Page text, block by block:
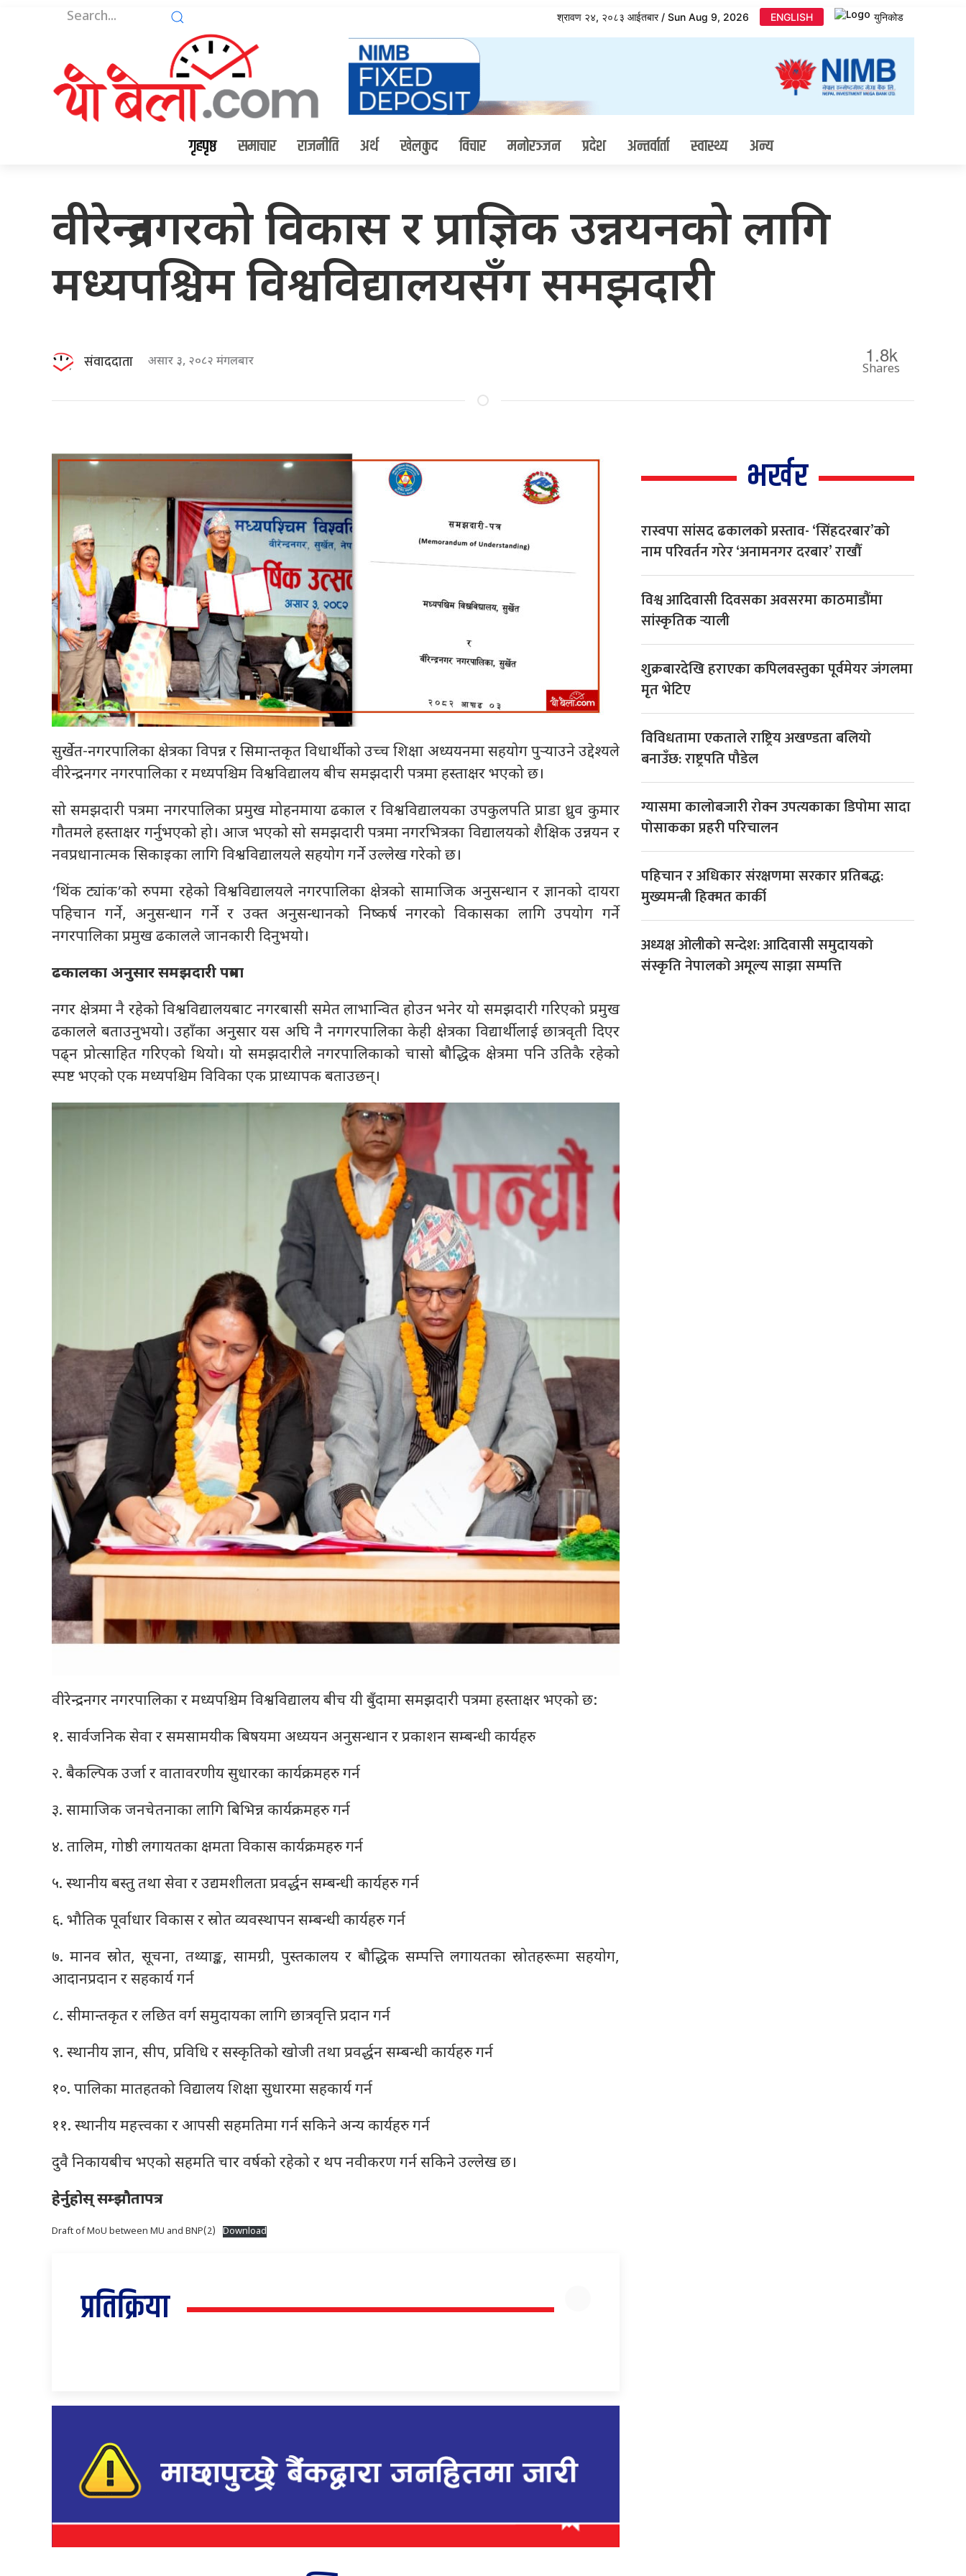
श्रावण २४, २०८३ आईतबार / Sun Aug 9, 2026 ENGLISH युनिकोड
गृहपृष्ठ समाचार राजनीति अर्थ खेलकुद विचार मनोरञ्जन प्रदेश अन्तर्वार्ता स्वास्थ्य अन्य
वीरेन्द्रनगरको विकास र प्राज्ञिक उन्नयनको लागि
मध्यपश्चिम विश्वविद्यालयसँग समझदारी
संवाददाता असार ३, २०८२ मंगलबार 1.8k
Shares
सुर्खेत-नगरपालिका क्षेत्रका विपन्न र सिमान्तकृत विधार्थीको उच्च शिक्षा अध्ययनमा सहयोग पुर्‍याउने उद्देश्यले
वीरेन्द्रनगर नगरपालिका र मध्यपश्चिम विश्वविद्यालय बीच समझदारी पत्रमा हस्ताक्षर भएको छ।
सो समझदारी पत्रमा नगरपालिका प्रमुख मोहनमाया ढकाल र विश्वविद्यालयका उपकुलपति प्राडा ध्रुव कुमार
गौतमले हस्ताक्षर गर्नुभएको हो। आज भएको सो समझदारी पत्रमा नगरभित्रका विद्यालयको शैक्षिक उन्नयन र
नवप्रधानात्मक सिकाइका लागि विश्वविद्यालयले सहयोग गर्ने उल्लेख गरेको छ।
‘थिंक ट्यांक’को रुपमा रहेको विश्वविद्यालयले नगरपालिका क्षेत्रको सामाजिक अनुसन्धान र ज्ञानको दायरा
पहिचान गर्ने, अनुसन्धान गर्ने र उक्त अनुसन्धानको निष्कर्ष नगरको विकासका लागि उपयोग गर्ने
नगरपालिका प्रमुख ढकालले जानकारी दिनुभयो।
ढकालका अनुसार समझदारी पत्रमा
नगर क्षेत्रमा नै रहेको विश्वविद्यालयबाट नगरबासी समेत लाभान्वित होउन भनेर यो समझदारी गरिएको प्रमुख
ढकालले बताउनुभयो। उहाँका अनुसार यस अघि नै नगगरपालिका केही क्षेत्रका विद्यार्थीलाई छात्रवृती दिएर
पढ्न प्रोत्साहित गरिएको थियो। यो समझदारीले नगरपालिकाको चासो बौद्धिक क्षेत्रमा पनि उतिकै रहेको
स्पष्ट भएको एक मध्यपश्चिम विविका एक प्राध्यापक बताउछन्।
वीरेन्द्रनगर नगरपालिका र मध्यपश्चिम विश्वविद्यालय बीच यी बुँदामा समझदारी पत्रमा हस्ताक्षर भएको छ:
१. सार्वजनिक सेवा र समसामयीक बिषयमा अध्ययन अनुसन्धान र प्रकाशन सम्बन्धी कार्यहरु
२. बैकल्पिक उर्जा र वातावरणीय सुधारका कार्यक्रमहरु गर्न
३. सामाजिक जनचेतनाका लागि बिभिन्न कार्यक्रमहरु गर्न
४. तालिम, गोष्ठी लगायतका क्षमता विकास कार्यक्रमहरु गर्न
५. स्थानीय बस्तु तथा सेवा र उद्यमशीलता प्रवर्द्धन सम्बन्धी कार्यहरु गर्न
६. भौतिक पूर्वाधार विकास र स्रोत व्यवस्थापन सम्बन्धी कार्यहरु गर्न
७. मानव स्रोत, सूचना, तथ्याङ्क, सामग्री, पुस्तकालय र बौद्धिक सम्पत्ति लगायतका स्रोतहरूमा सहयोग,
आदानप्रदान र सहकार्य गर्न
८. सीमान्तकृत र लछित वर्ग समुदायका लागि छात्रवृत्ति प्रदान गर्न
९. स्थानीय ज्ञान, सीप, प्रविधि र सस्कृतिको खोजी तथा प्रवर्द्धन सम्बन्धी कार्यहरु गर्न
१०. पालिका मातहतको विद्यालय शिक्षा सुधारमा सहकार्य गर्न
११. स्थानीय महत्त्वका र आपसी सहमतिमा गर्न सकिने अन्य कार्यहरु गर्न
दुवै निकायबीच भएको सहमति चार वर्षको रहेको र थप नवीकरण गर्न सकिने उल्लेख छ।
हेर्नुहोस् सम्झौतापत्र
Draft of MoU between MU and BNP(2) Download
प्रतिक्रिया
भर्खर
रास्वपा सांसद ढकालकाे प्रस्ताव- ‘सिंहदरबार’को
नाम परिवर्तन गरेर ‘अनामनगर दरबार’ राखौँ
विश्व आदिवासी दिवसका अवसरमा काठमाडौंमा
सांस्कृतिक र्‍याली
शुक्रबारदेखि हराएका कपिलवस्तुका पूर्वमेयर जंगलमा
मृत भेटिए
विविधतामा एकताले राष्ट्रिय अखण्डता बलियो
बनाउँछ: राष्ट्रपति पौडेल
ग्यासमा कालोबजारी रोक्न उपत्यकाका डिपोमा सादा
पोसाकका प्रहरी परिचालन
पहिचान र अधिकार संरक्षणमा सरकार प्रतिबद्ध:
मुख्यमन्त्री हिक्मत कार्की
अध्यक्ष ओलीको सन्देश: आदिवासी समुदायको
संस्कृति नेपालको अमूल्य साझा सम्पत्ति